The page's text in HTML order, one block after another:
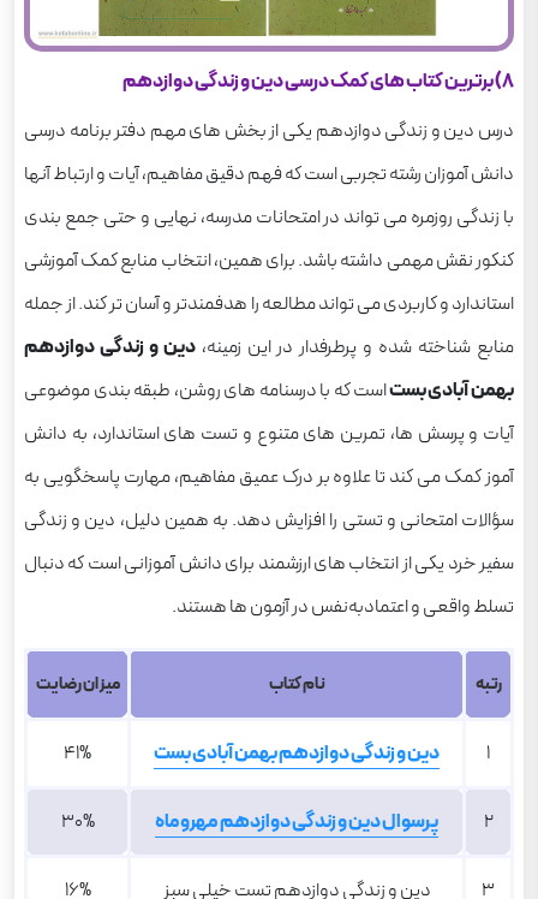
8) برترین کتاب های کمک درسی دین و زندگی دوازدهم
درس دین و زندگی دوازدهم یکی از بخش های مهم دفتر برنامه درسی
دانش آموزان رشته تجربی است که فهم دقیق مفاهیم، آیات و ارتباط آنها
با زندگی روزمره می تواند در امتحانات مدرسه، نهایی و حتی جمع بندی
کنکور نقش مهمی داشته باشد. برای همین، انتخاب منابع کمک آموزشی
استاندارد و کاربردی می تواند مطالعه را هدفمندتر و آسان تر کند. از جمله
منابع شناخته شده و پرطرفدار در این زمینه،دین و زندگی دوازدهم
بهمن آبادی بستاست که با درسنامه های روشن، طبقه بندی موضوعی
آیات و پرسش ها، تمرین های متنوع و تست های استاندارد، به دانش
آموز کمک می کند تا علاوه بر درک عمیق مفاهیم، مهارت پاسخگویی به
سؤالات امتحانی و تستی را افزایش دهد. به همین دلیل، دین و زندگی
سفیر خرد یکی از انتخاب های ارزشمند برای دانش آموزانی است که دنبال
تسلط واقعی و اعتمادبه‌نفس در آزمون ها هستند.
رتبه نام کتاب میزان رضایت
1 دین و زندگی دوازدهم بهمن آبادی بست 41%
2 پرسوال دین و زندگی دوازدهم مهروماه 30%
3 دین و زندگی دوازدهم تست خیلی سبز 16%